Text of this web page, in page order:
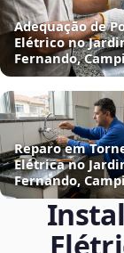
Adequação de
Elétrico no
Fernando,
Reparo em
Elétrica no
Fernando,